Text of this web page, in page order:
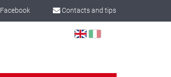
Contacts and tips
Facebook
Select